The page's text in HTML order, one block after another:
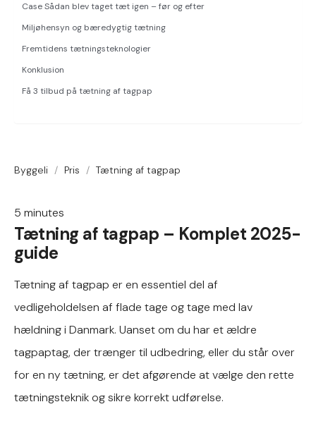
Byggeli / Pris / Tætning af tagpap
5 minutes
Tætning af tagpap – Komplet 2025-
guide
Tætning af tagpap er en essentiel del af
vedligeholdelsen af flade tage og tage med lav
hældning i Danmark. Uanset om du har et ældre
tagpaptag, der trænger til udbedring, eller du står over
for en ny tætning, er det afgørende at vælge den rette
tætningsteknik og sikre korrekt udførelse.
Case Sådan blev taget tæt igen – før og efter
Miljøhensyn og bæredygtig tætning
Fremtidens tætningsteknologier
Konklusion
Få 3 tilbud på tætning af tagpap